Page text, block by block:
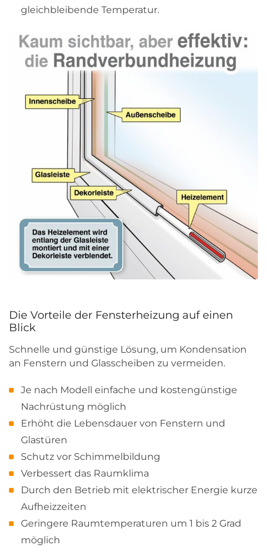
gleichbleibende Temperatur.
Die Vorteile der Fensterheizung auf einen
Blick
Schnelle und günstige Lösung, um Kondensation
an Fenstern und Glasscheiben zu vermeiden.
Je nach Modell einfache und kostengünstige
Nachrüstung möglich
Erhöht die Lebensdauer von Fenstern und
Glastüren
Schutz vor Schimmelbildung
Verbessert das Raumklima
Durch den Betrieb mit elektrischer Energie kurze
Aufheizzeiten
Geringere Raumtemperaturen um 1 bis 2 Grad
möglich